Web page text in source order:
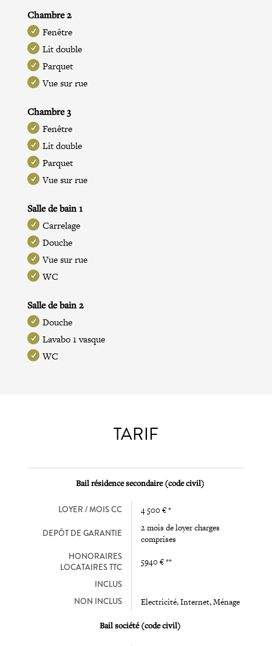
Chambre 2
Fenêtre
Lit double
Parquet
Vue sur rue
Chambre 3
Fenêtre
Lit double
Parquet
Vue sur rue
Salle de bain 1
Carrelage
Douche
Vue sur rue
WC
Salle de bain 2
Douche
Lavabo 1 vasque
WC
TARIF
Bail résidence secondaire (code civil)
LOYER / MOIS CC 4 500 € *
DEPÔT DE GARANTIE
2 mois de loyer charges
comprises
HONORAIRES
LOCATAIRES TTC
5940 € **
INCLUS
NON INCLUS
Electricité, Internet, Ménage
Bail société (code civil)